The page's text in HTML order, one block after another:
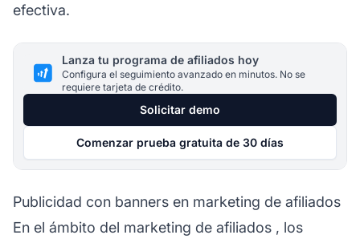
efectiva.
Lanza tu programa de afiliados hoy
Configura el seguimiento avanzado en minutos. No se
requiere tarjeta de crédito.
Solicitar demo
Comenzar prueba gratuita de 30 días
Publicidad con banners en marketing de afiliados
En el ámbito del marketing de afiliados , los